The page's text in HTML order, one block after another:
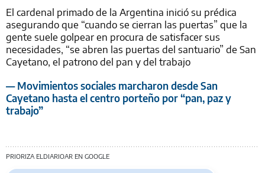
El cardenal primado de la Argentina inició su prédica
asegurando que “cuando se cierran las puertas” que la
gente suele golpear en procura de satisfacer sus
necesidades, “se abren las puertas del santuario” de San
Cayetano, el patrono del pan y del trabajo
— Movimientos sociales marcharon desde San
Cayetano hasta el centro porteño por “pan, paz y
trabajo”
PRIORIZA ELDIARIOAR EN GOOGLE